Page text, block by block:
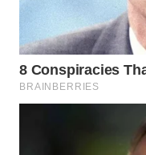
KUNINGAN
WN
MAJALENGKA